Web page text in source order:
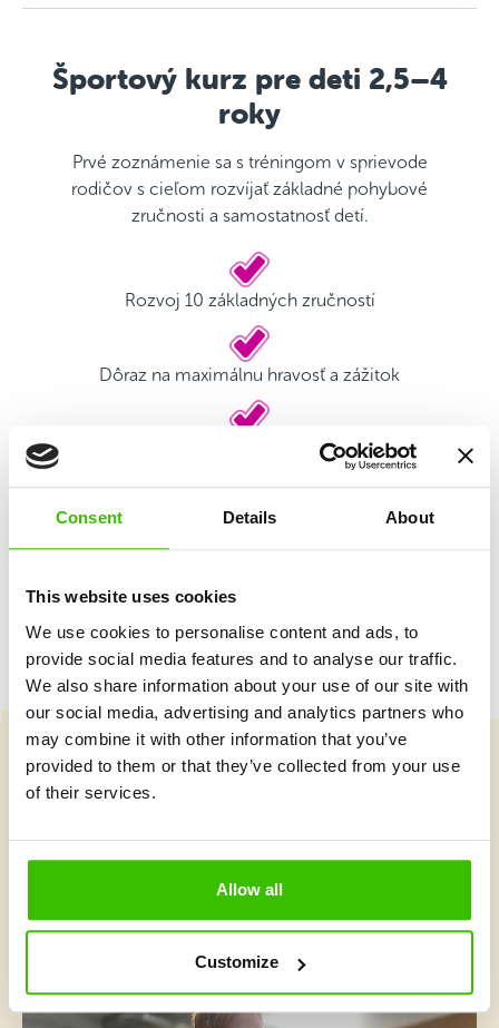
Consent Details About
This website uses cookies
We use cookies to personalise content and ads, to
provide social media features and to analyse our traffic.
We also share information about your use of our site with
our social media, advertising and analytics partners who
may combine it with other information that you’ve
provided to them or that they’ve collected from your use
of their services.
Allow all
Customize
Športový kurz pre deti 2,5–4
roky
Prvé zoznámenie sa s tréningom v sprievode
rodičov s cieľom rozvíjať základné pohybové
zručnosti a samostatnosť detí.
Rozvoj 10 základných zručností
Dôraz na maximálnu hravosť a zážitok
Kvalifikovaný tréner
Herný plán s motivačnými nálepkami
Čo je v Gymnathlone nové?